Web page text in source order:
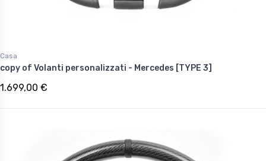
Casa
copy of Volanti personalizzati - Mercedes [TYPE 3]
1.699,00 €